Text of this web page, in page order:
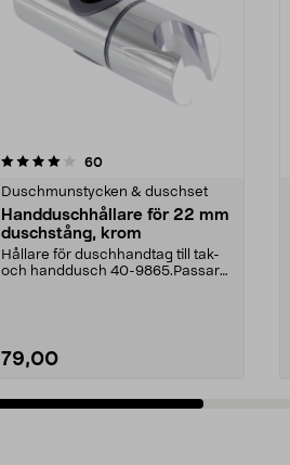
60recensioner
Duschmunstycken & duschset
Handduschhållare för 22 mm
duschstång, krom
Hållare för duschhandtag till tak-
och handdusch 40-9865.Passar
79,00
4.5 av 5 stjärnor